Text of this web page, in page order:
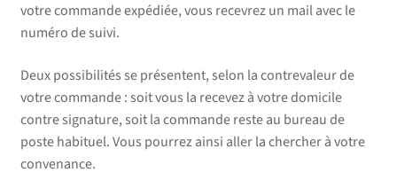
votre commande expédiée, vous recevrez un mail avec le
numéro de suivi.
Deux possibilités se présentent, selon la contrevaleur de
votre commande : soit vous la recevez à votre domicile
contre signature, soit la commande reste au bureau de
poste habituel. Vous pourrez ainsi aller la chercher à votre
convenance.